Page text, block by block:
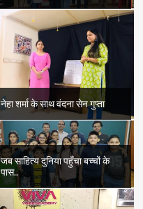
नेहा शर्मा के साथ वंदना सेन गुप्ता
जब साहित्य दुनिया पहुँचा बच्चों के
पास..